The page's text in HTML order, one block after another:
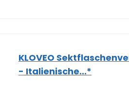
KLOVEO
- Italienische...*